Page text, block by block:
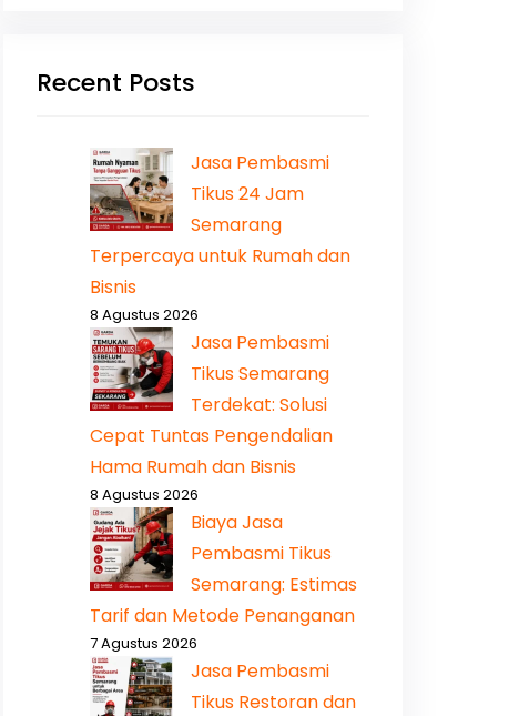
Recent Posts
Jasa Pembasmi
Tikus 24 Jam
Semarang
Terpercaya untuk Rumah dan
Bisnis
8 Agustus 2026
Jasa Pembasmi
Tikus Semarang
Terdekat: Solusi
Cepat Tuntas Pengendalian
Hama Rumah dan Bisnis
8 Agustus 2026
Biaya Jasa
Pembasmi Tikus
Semarang: Estimas
Tarif dan Metode Penanganan
7 Agustus 2026
Jasa Pembasmi
Tikus Restoran dan